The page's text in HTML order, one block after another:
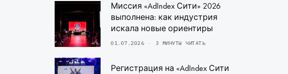
Миссия «AdIndex Сити» 2026
выполнена: как индустрия
искала новые ориентиры
01.07.2026 3 МИНУТЫ ЧИТАТЬ
Регистрация на «AdIndex Сити